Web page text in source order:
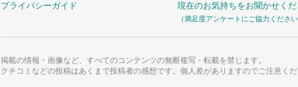
プライバシーガイド
現在のお気持ちをお聞かせく
（満足度アンケートにご協力ください
掲載の情報・画像など、すべてのコンテンツの無断複写・転載を禁じます。
クチコミなどの投稿はあくまで投稿者の感想です。個人差がありますのでご注意くだ